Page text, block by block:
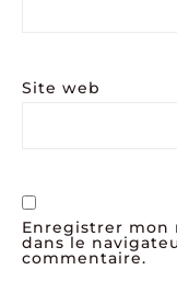
Site web
Enregistrer mon
dans le
commentaire.